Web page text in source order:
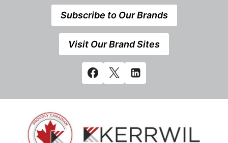
Subscribe to Our Brands
Visit Our Brand Sites